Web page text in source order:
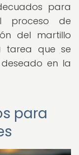
para
proceso de
del martillo
tarea que se
en la
para